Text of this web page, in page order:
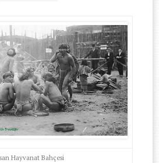
Hayvanat Bahçesi